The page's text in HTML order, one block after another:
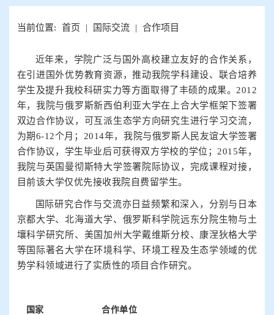
当前位置: 首页 | 国际交流 | 合作项目
近年来，学院广泛与国外高校建立友好的合作关系，
在引进国外优势教育资源，推动我院学科建设、联合培养
学生及提升我校科研实力等方面取得了丰硕的成果。2012
年，我院与俄罗斯新西伯利亚大学在上合大学框架下签署
双边合作协议，可互派生态学方向研究生进行学习交流，
为期6-12个月；2014年，我院与俄罗斯人民友谊大学签署
合作协议，学生毕业后可获得双方学校的学位；2015年，
我院与英国曼彻斯特大学签署院际协议，完成课程对接，
目前该大学仅优先接收我院自费留学生。
国际研究合作与交流亦日益频繁和深入，分别与日本
京都大学、北海道大学、俄罗斯科学院远东分院生物与土
壤科学研究所、美国加州大学戴维斯分校、康涅狄格大学
等国际著名大学在环境科学、环境工程及生态学领域的优
势学科领域进行了实质性的项目合作研究。
国家 合作单位